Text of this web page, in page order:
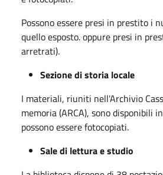
Possono essere presi in prestito i
quello esposto. oppure presi in
arretrati).
Sezione di storia locale
I materiali, riuniti nell'Archivio
memoria (ARCA), sono disponibili
possono essere fotocopiati.
Sale di lettura e studio